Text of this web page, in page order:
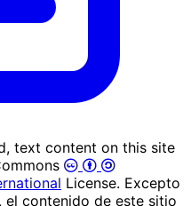
text content on this site
License. Excepto
contenido de este sitio